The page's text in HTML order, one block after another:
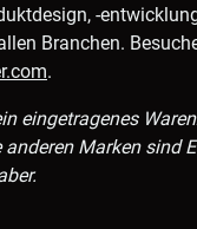
-
Branchen.
.
eingetragenes
anderen Marken sind